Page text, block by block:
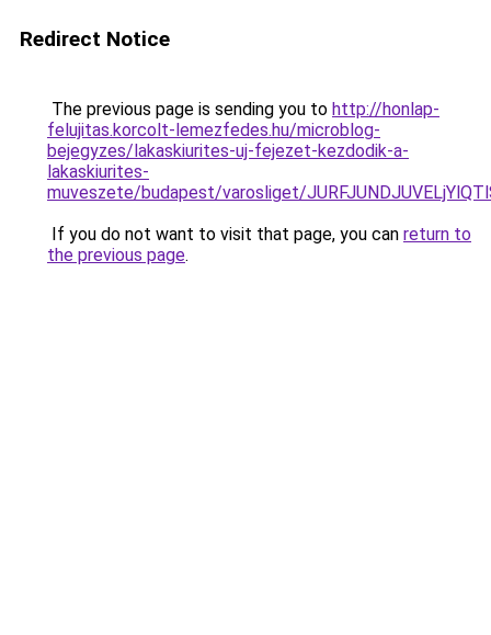
Redirect Notice
The previous page is sending you to http://honlap-
felujitas.korcolt-lemezfedes.hu/microblog-
bejegyzes/lakaskiurites-uj-fejezet-kezdodik-a-
lakaskiurites-
muveszete/budapest/varosliget/
If you do not want to visit that page, you can return to
the previous page.